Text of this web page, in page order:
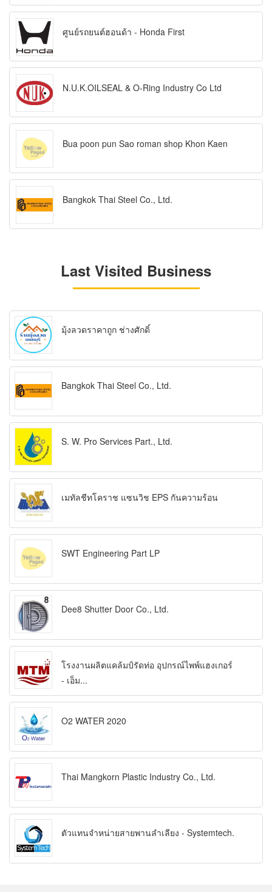
ศูนย์รถยนต์ฮอนด้า - Honda First
N.U.K.OILSEAL & O-Ring Industry Co Ltd
Bua poon pun Sao roman shop Khon Kaen
Bangkok Thai Steel Co., Ltd.
Last Visited Business
มุ้งลวดราคาถูก ช่างศักดิ์
Bangkok Thai Steel Co., Ltd.
S. W. Pro Services Part., Ltd.
เมทัลชีทโคราช แซนวิช EPS กันความร้อน
SWT Engineering Part LP
Dee8 Shutter Door Co., Ltd.
โรงงานผลิตแคล้มป์รัดท่อ อุปกรณ์ไพพ์แฮงเกอร์
- เอ็ม...
O2 WATER 2020
Thai Mangkorn Plastic Industry Co., Ltd.
ตัวแทนจำหน่ายสายพานลำเลียง - Systemtech.